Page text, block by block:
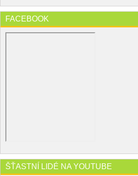
FACEBOOK
ŠŤASTNÍ LIDÉ NA YOUTUBE